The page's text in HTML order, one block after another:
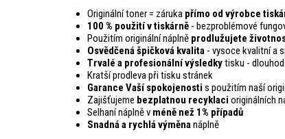
Originální toner = záruka přímo od výrobce
100 % použití v tiskárně - bezproblémové
Použitím originální náplně prodlužujete
Osvědčená špičková kvalita - vysoce kvalitní a
Trvalé a profesionální výsledkytisku -
Kratší prodleva při tisku stránek
Garance Vaší spokojenosti s použitím naší
Zajišťujeme bezplatnou recyklaci originálních
Selhaní náplně v méně než 1% případů
Snadná a rychlá výměnanáplně